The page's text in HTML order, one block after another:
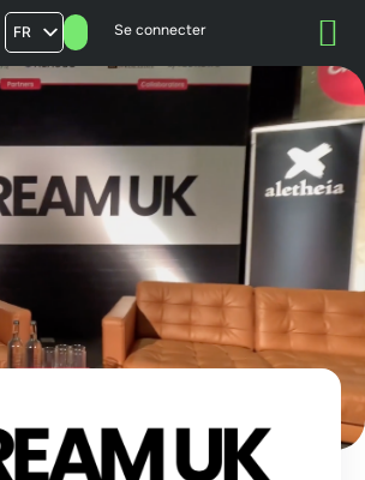
FR
AU
UK
Se connecter